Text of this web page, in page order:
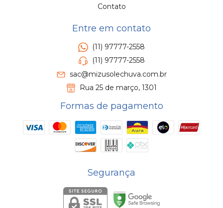
Contato
Entre em contato
(11) 97777-2558
(11) 97777-2558
sac@mizusolechuva.com.br
Rua 25 de março, 1301
Formas de pagamento
Segurança